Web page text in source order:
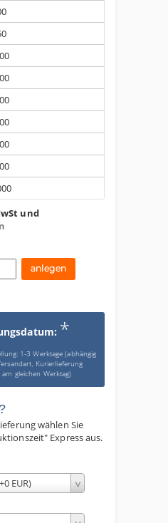
und
*
1-3 Werktage (abhängig
Kurierlieferung
gleichen Werktag)
wählen Sie
Express aus.
EUR)